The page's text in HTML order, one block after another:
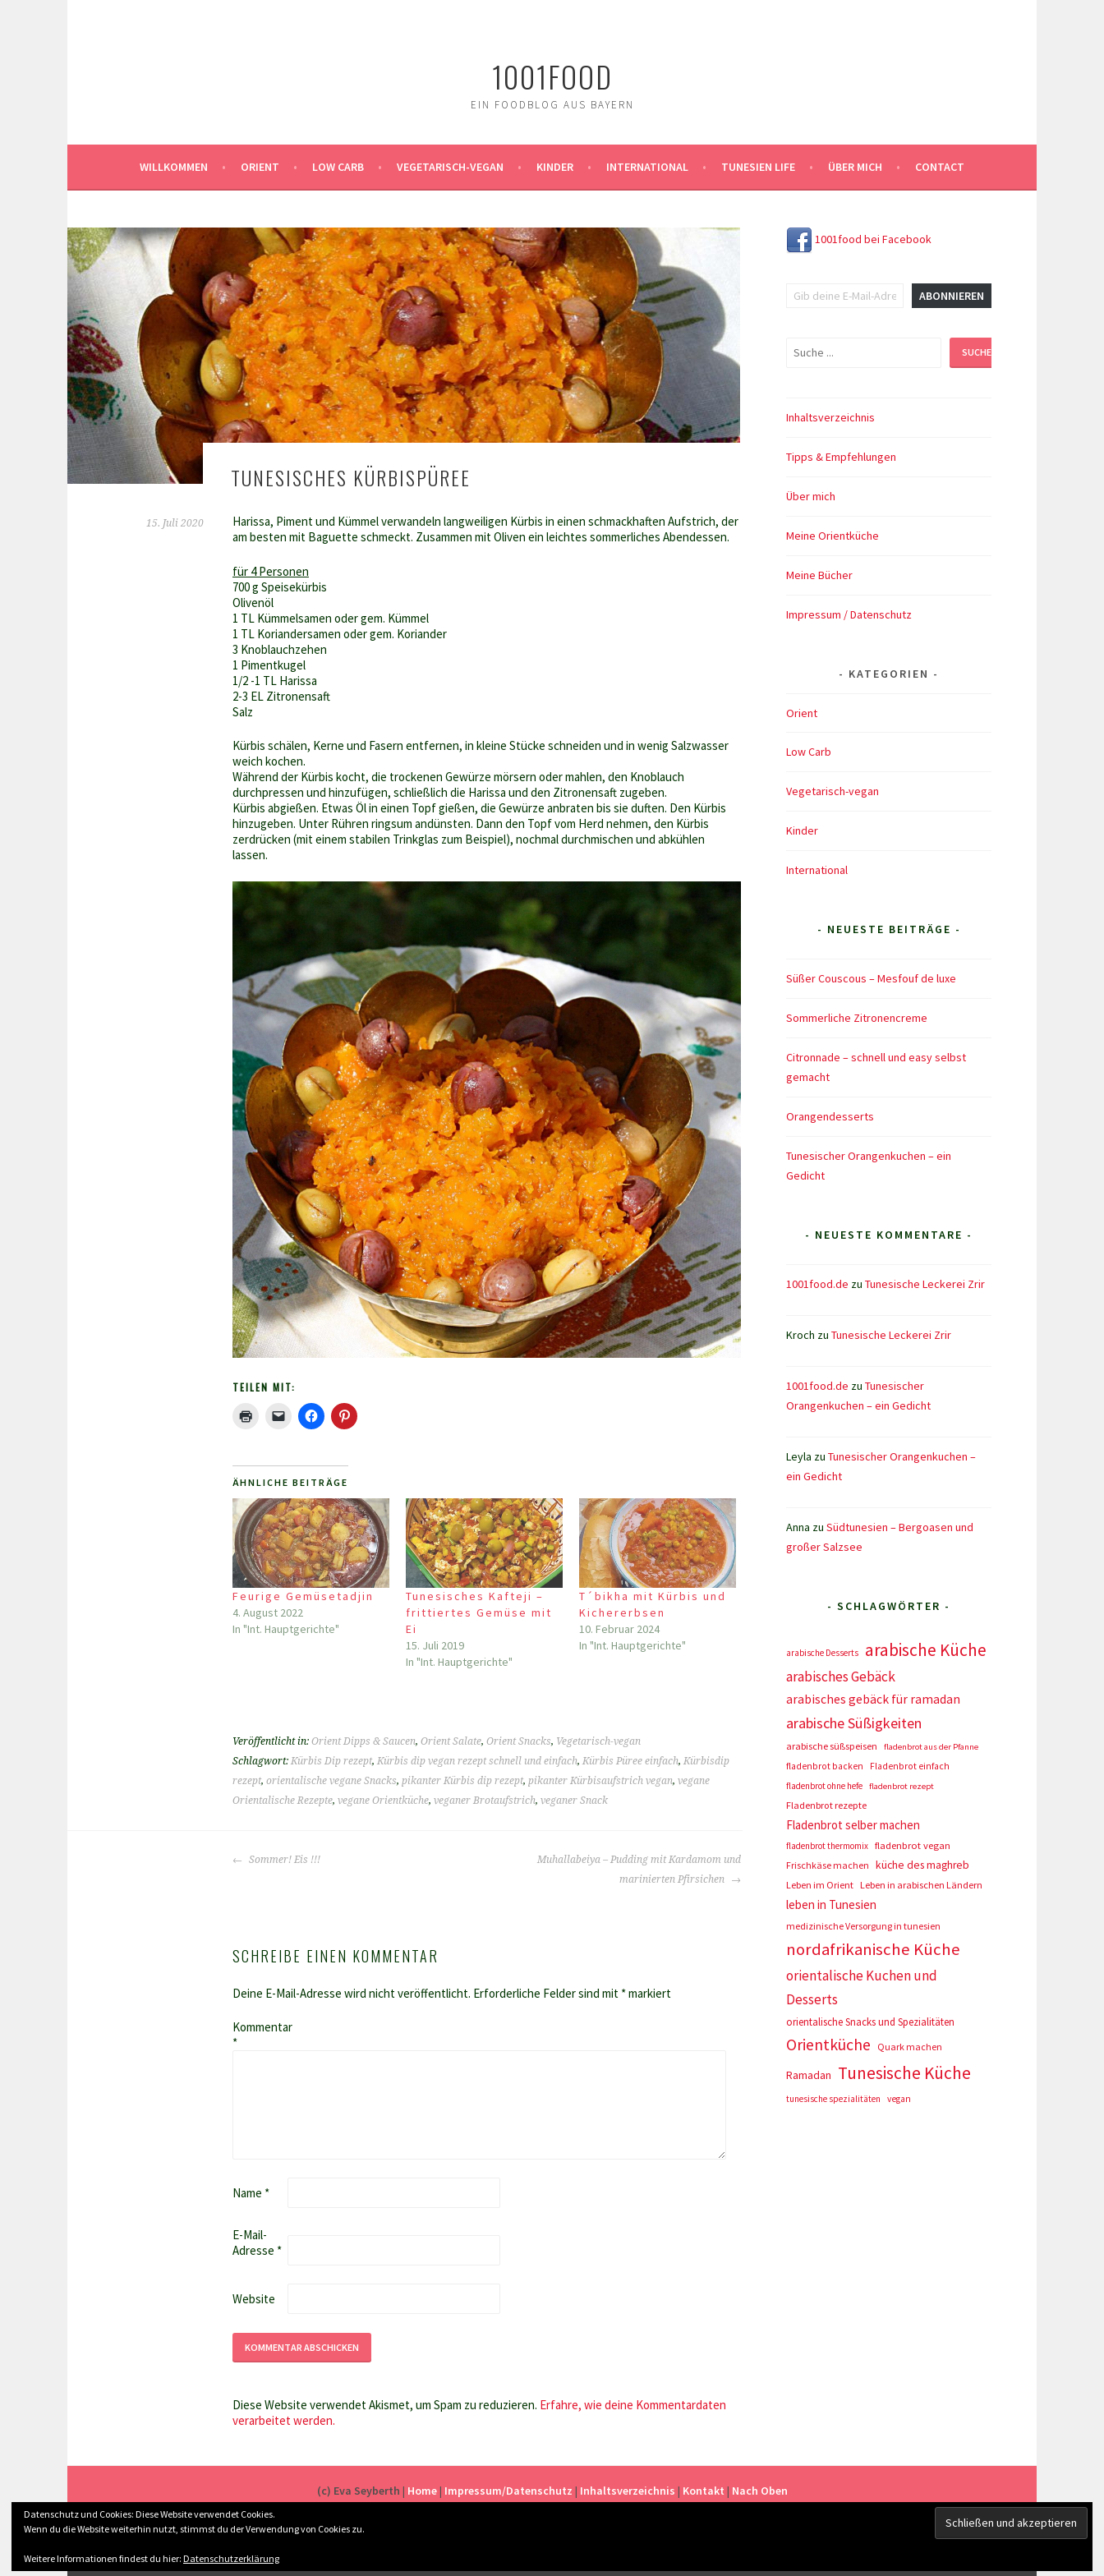
1001FOOD
EIN FOODBLOG AUS BAYERN
WILLKOMMEN ORIENT LOW CARB VEGETARISCH-VEGAN KINDER INTERNATIONAL TUNESIEN LIFE ÜBER MICH CONTACT
TUNESISCHES KÜRBISPÜREE
15. Juli 2020
Harissa, Piment und Kümmel verwandeln langweiligen Kürbis in einen schmackhaften Aufstrich, der
am besten mit Baguette schmeckt. Zusammen mit Oliven ein leichtes sommerliches Abendessen.
für 4 Personen
700 g Speisekürbis
Olivenöl
1 TL Kümmelsamen oder gem. Kümmel
1 TL Koriandersamen oder gem. Koriander
3 Knoblauchzehen
1 Pimentkugel
1/2 -1 TL Harissa
2-3 EL Zitronensaft
Salz
Kürbis schälen, Kerne und Fasern entfernen, in kleine Stücke schneiden und in wenig Salzwasser
weich kochen.
Während der Kürbis kocht, die trockenen Gewürze mörsern oder mahlen, den Knoblauch
durchpressen und hinzufügen, schließlich die Harissa und den Zitronensaft zugeben.
Kürbis abgießen. Etwas Öl in einen Topf gießen, die Gewürze anbraten bis sie duften. Den Kürbis
hinzugeben. Unter Rühren ringsum andünsten. Dann den Topf vom Herd nehmen, den Kürbis
zerdrücken (mit einem stabilen Trinkglas zum Beispiel), nochmal durchmischen und abkühlen
lassen.
TEILEN MIT:
ÄHNLICHE BEITRÄGE
Feurige Gemüsetadjin
4. August 2022
In "Int. Hauptgerichte"
Tunesisches Kafteji –
frittiertes Gemüse mit
Ei
15. Juli 2019
In "Int. Hauptgerichte"
T´bikha mit Kürbis und
Kichererbsen
10. Februar 2024
In "Int. Hauptgerichte"
Veröffentlicht in: Orient Dipps & Saucen, Orient Salate, Orient Snacks, Vegetarisch-vegan
Schlagwort: Kürbis Dip rezept, Kürbis dip vegan rezept schnell und einfach, Kürbis Püree einfach, Kürbisdip
rezept, orientalische vegane Snacks, pikanter Kürbis dip rezept, pikanter Kürbisaufstrich vegan, vegane
Orientalische Rezepte, vegane Orientküche, veganer Brotaufstrich, veganer Snack
BEITRAGS-
Sommer! Eis !!!
Muhallabeiya – Pudding mit Kardamom und
marinierten Pfirsichen
SCHREIBE EINEN KOMMENTAR
Deine E-Mail-Adresse wird nicht veröffentlicht. Erforderliche Felder sind mit *markiert
Kommentar
*
Name *
E-Mail-
Adresse *
Website
Diese Website verwendet Akismet, um Spam zu reduzieren. Erfahre, wie deine Kommentardaten
verarbeitet werden.
1001food bei Facebook
ABONNIEREN
Suchen SUCHEN
Inhaltsverzeichnis
Tipps & Empfehlungen
Über mich
Meine Orientküche
Meine Bücher
Impressum / Datenschutz
KATEGORIEN
Orient
Low Carb
Vegetarisch-vegan
Kinder
International
- NEUESTE BEITRÄGE -
Süßer Couscous – Mesfouf de luxe
Sommerliche Zitronencreme
Citronnade – schnell und easy selbst
gemacht
Orangendesserts
Tunesischer Orangenkuchen – ein
Gedicht
- NEUESTE KOMMENTARE -
1001food.de zu Tunesische Leckerei Zrir
Kroch zu Tunesische Leckerei Zrir
1001food.de zu Tunesischer
Orangenkuchen – ein Gedicht
Leyla zu Tunesischer Orangenkuchen –
ein Gedicht
Anna zu Südtunesien – Bergoasen und
großer Salzsee
- SCHLAGWÖRTER -
arabische Desserts arabische Küche
arabisches Gebäck
arabisches gebäck für ramadan
arabische Süßigkeiten
arabische süßspeisen fladenbrot aus der Pfanne
fladenbrot backen
Fladenbrot einfach
fladenbrot ohne hefe
fladenbrot rezept
Fladenbrot rezepte
Fladenbrot selber machen
fladenbrot thermomix fladenbrot vegan
Frischkäse machen küche des maghreb
Leben im Orient Leben in arabischen Ländern
leben in Tunesien
medizinische Versorgung in tunesien
nordafrikanische Küche
orientalische Kuchen und
Desserts
orientalische Snacks und Spezialitäten
Orientküche Quark machen
Ramadan Tunesische Küche
tunesische spezialitäten vegan
(c) Eva Seyberth | Home| Impressum/Datenschutz | Inhaltsverzeichnis | Kontakt | Nach Oben
Datenschutz und Cookies: Diese Website verwendet Cookies.
Wenn du die Website weiterhin nutzt, stimmst du der Verwendung von Cookies zu.
Weitere Informationen findest du hier: Datenschutzerklärung